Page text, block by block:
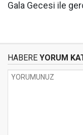
Gala Gecesi ile
HABERE YORUM